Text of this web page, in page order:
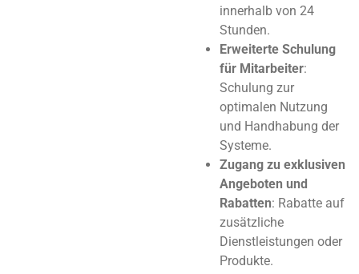
innerhalb von 24
Stunden.
Erweiterte Schulung
für Mitarbeiter:
Schulung zur
optimalen Nutzung
und Handhabung der
Systeme.
Zugang zu exklusiven
Angeboten und
Rabatten: Rabatte auf
zusätzliche
Dienstleistungen oder
Produkte.